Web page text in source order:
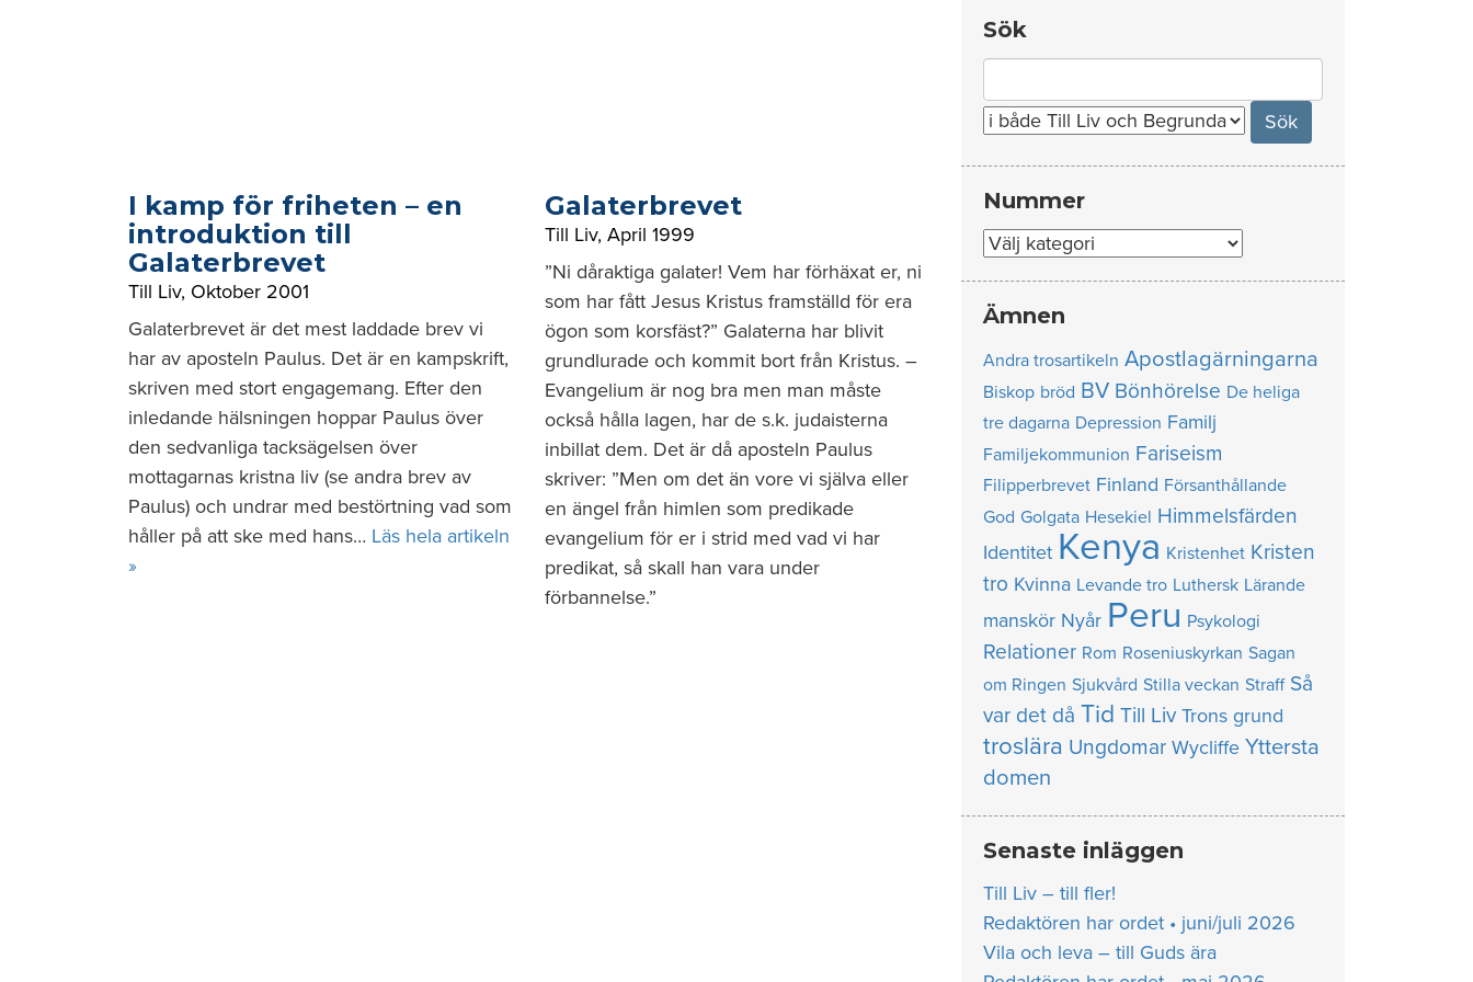
I kamp för friheten – en
introduktion till
Galaterbrevet
Till Liv, Oktober 2001
Galaterbrevet är det mest laddade brev vi
har av aposteln Paulus. Det är en kampskrift,
skriven med stort engagemang. Efter den
inledande hälsningen hoppar Paulus över
den sedvanliga tacksägelsen över
mottagarnas kristna liv (se andra brev av
Paulus) och undrar med bestörtning vad som
håller på att ske med hans… Läs hela artikeln
»
Galaterbrevet
Till Liv, April 1999
”Ni dåraktiga galater! Vem har förhäxat er, ni
som har fått Jesus Kristus framställd för era
ögon som korsfäst?” Galaterna har blivit
grundlurade och kommit bort från Kristus. –
Evangelium är nog bra men man måste
också hålla lagen, har de s.k. judaisterna
inbillat dem. Det är då aposteln Paulus
skriver: ”Men om det än vore vi själva eller
en ängel från himlen som predikade
evangelium för er i strid med vad vi har
predikat, så skall han vara under
förbannelse.”
Sök
for:
Nummer
Nummer
Ämnen
Andra trosartikeln Apostlagärningarna
Biskop bröd BV Bönhörelse De heliga
tre dagarna Depression Familj
Familjekommunion Fariseism
Filipperbrevet Finland Försanthållande
God Golgata Hesekiel Himmelsfärden
Identitet Kenya Kristenhet Kristen
tro Kvinna Levande tro Luthersk Lärande
manskör Nyår Peru Psykologi
Relationer Rom Roseniuskyrkan Sagan
om Ringen Sjukvård Stilla veckan Straff Så
var det då Tid Till Liv Trons grund
troslära Ungdomar Wycliffe Yttersta
domen
Senaste inläggen
Till Liv – till fler!
Redaktören har ordet • juni/juli 2026
Vila och leva – till Guds ära